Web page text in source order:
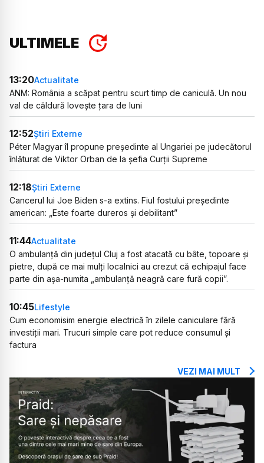
ULTIMELE
13:20Actualitate
ANM: România a scăpat pentru scurt timp de caniculă. Un nou
val de căldură lovește țara de luni
12:52Știri Externe
Péter Magyar îl propune președinte al Ungariei pe judecătorul
înlăturat de Viktor Orban de la șefia Curții Supreme
12:18Știri Externe
Cancerul lui Joe Biden s-a extins. Fiul fostului președinte
american: „Este foarte dureros și debilitant”
11:44Actualitate
O ambulanță din județul Cluj a fost atacată cu bâte, topoare și
pietre, după ce mai mulți localnici au crezut că echipajul face
parte din așa-numita „ambulanță neagră care fură copii”.
10:45Lifestyle
Cum economisim energie electrică în zilele caniculare fără
investiții mari. Trucuri simple care pot reduce consumul și
factura
VEZI MAI MULT